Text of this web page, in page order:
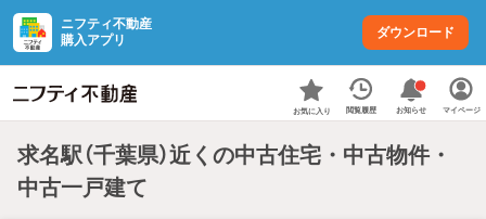
ニフティ不動産
購入アプリ
ダウンロード
お気に入り 閲覧履歴 お知らせ マイページ
求名駅（千葉県）近くの中古住宅・中古物件・
中古一戸建て